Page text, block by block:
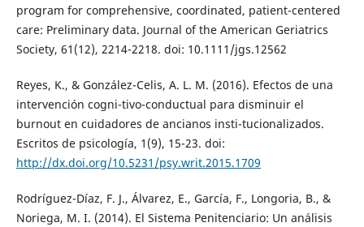
program for comprehensive, coordinated, patient-centered
care: Preliminary data. Journal of the American Geriatrics
Society, 61(12), 2214-2218. doi: 10.1111/jgs.12562
Reyes, K., & González-Celis, A. L. M. (2016). Efectos de una
intervención cogni-tivo-conductual para disminuir el
burnout en cuidadores de ancianos insti-tucionalizados.
Escritos de psicología, 1(9), 15-23. doi:
http://dx.doi.org/10.5231/psy.writ.2015.1709
Rodríguez-Díaz, F. J., Álvarez, E., García, F., Longoria, B., &
Noriega, M. I. (2014). El Sistema Penitenciario: Un análisis